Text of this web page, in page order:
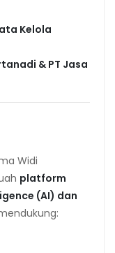
Kelola
& PT Jasa
Widi
platform
(AI) dan